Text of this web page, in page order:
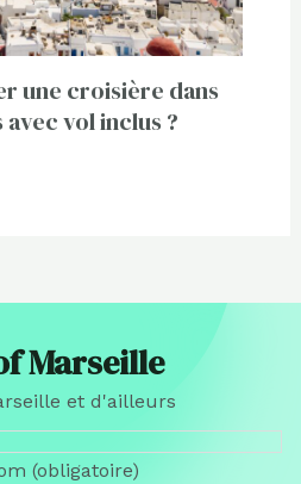
une croisière dans
vol inclus ?
Marseille
et d'ailleurs
(obligatoire)